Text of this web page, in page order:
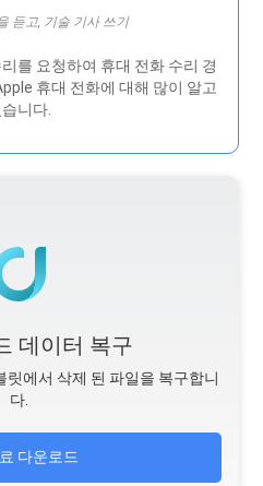
듣고, 기술 기사 쓰기
를 요청하여 휴대 전화 수리 경
휴대 전화에 대해 많이 알고
니다.
데이터 복구
에서 삭제 된 파일을 복구합니
다.
다운로드